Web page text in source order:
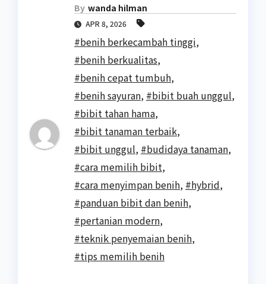
By wanda hilman
APR 8, 2026
#benih berkecambah tinggi,
#benih berkualitas,
#benih cepat tumbuh,
#benih sayuran, #bibit buah unggul,
#bibit tahan hama,
#bibit tanaman terbaik,
#bibit unggul, #budidaya tanaman,
#cara memilih bibit,
#cara menyimpan benih, #hybrid,
#panduan bibit dan benih,
#pertanian modern,
#teknik penyemaian benih,
#tips memilih benih